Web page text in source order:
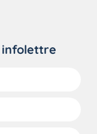
infolettre